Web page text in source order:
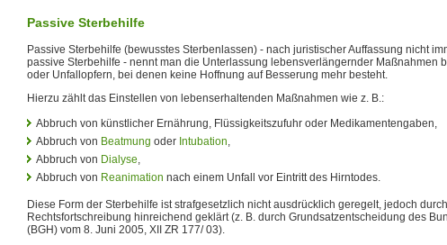
Passive Sterbehilfe
Passive Sterbehilfe (bewusstes Sterbenlassen) - nach juristischer Auffassung nicht
passive Sterbehilfe - nennt man die Unterlassung lebensverlängernder Maßnahmen
oder Unfallopfern, bei denen keine Hoffnung auf Besserung mehr besteht.
Hierzu zählt das Einstellen von lebenserhaltenden Maßnahmen wie z. B.:
Abbruch von künstlicher Ernährung, Flüssigkeitszufuhr oder Medikamentengaben,
Abbruch von Beatmung oder Intubation,
Abbruch von Dialyse,
Abbruch von Reanimation nach einem Unfall vor Eintritt des Hirntodes.
Diese Form der Sterbehilfe ist strafgesetzlich nicht ausdrücklich geregelt, jedoch
Rechtsfortschreibung hinreichend geklärt (z. B. durch Grundsatzentscheidung des
(BGH) vom 8. Juni 2005, XII ZR 177/ 03).